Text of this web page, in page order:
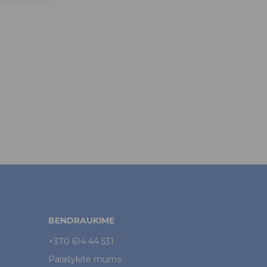
BENDRAUKIME
+370 614 44 531
Parašykite mums